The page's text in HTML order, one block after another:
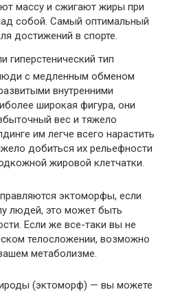
массу и сжигают жиры при
собой. Самый оптимальный
достижений в спорте.
гиперстенический тип
с медленным обменом
внутренними
широкая фигура, они
вес и тяжело
им легче всего нарастить
добиться их рельефности
жировой клетчатки.
эктоморфы, если
людей, это может быть
Если же все-таки вы не
телосложении, возможно
метаболизме.
(эктоморф) — вы можете